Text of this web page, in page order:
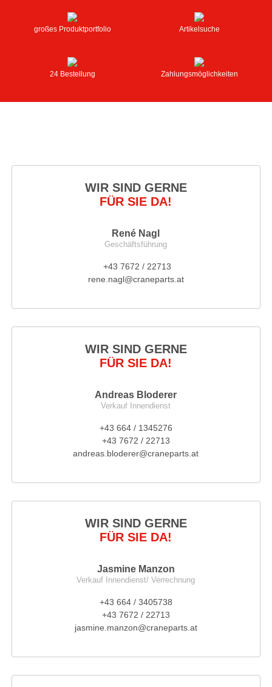
großes Produktportfolio Artikelsuche
24 Bestellung Zahlungsmöglichkeiten
WIR SIND GERNE
FÜR SIE DA!
René Nagl
Geschäftsführung
+43 7672 / 22713
rene.nagl@craneparts.at
WIR SIND GERNE
FÜR SIE DA!
Andreas Bloderer
Verkauf Innendienst
+43 664 / 1345276
+43 7672 / 22713
andreas.bloderer@craneparts.at
WIR SIND GERNE
FÜR SIE DA!
Jasmine Manzon
Verkauf Innendienst/ Verrechnung
+43 664 / 3405738
+43 7672 / 22713
jasmine.manzon@craneparts.at